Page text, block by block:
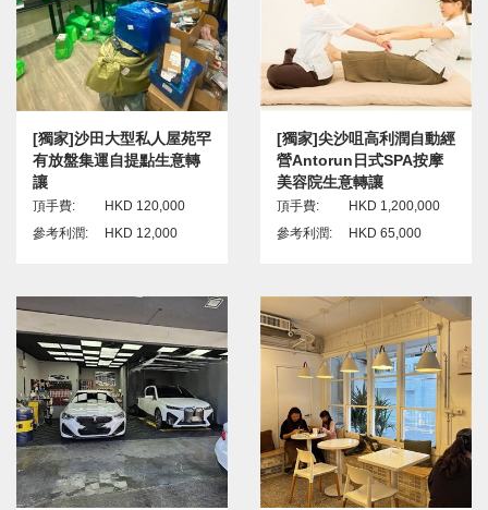
[獨家]沙田大型私人屋苑罕
有放盤集運自提點生意轉
讓
頂手費:
HKD 120,000
參考利潤:
HKD 12,000
[獨家]尖沙咀高利潤自動經
營Antorun日式SPA按摩
美容院生意轉讓
頂手費:
HKD 1,200,000
參考利潤:
HKD 65,000